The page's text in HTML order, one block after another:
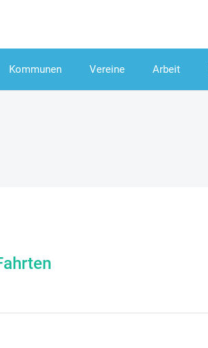
Arbeit
Vereine
Kommunen